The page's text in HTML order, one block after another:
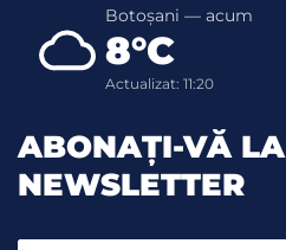
Botoșani — acum
8°C
Actualizat: 11:20
ABONAȚI-VĂ LA
NEWSLETTER